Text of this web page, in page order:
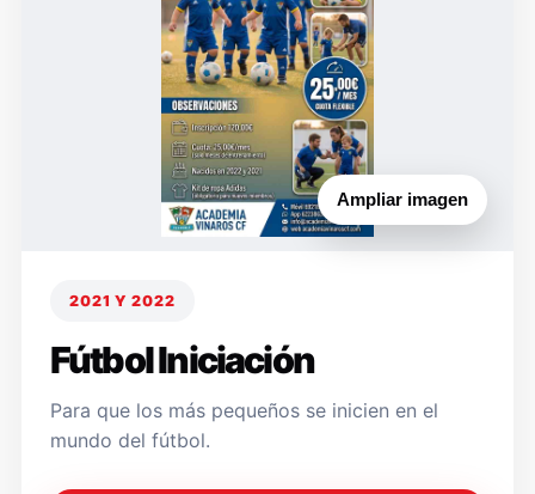
Ampliar imagen
2021 Y 2022
Fútbol Iniciación
Para que los más pequeños se inicien en el
mundo del fútbol.